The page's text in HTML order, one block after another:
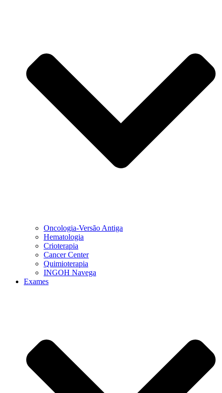
Oncologia-Versão Antiga
Hematologia
Crioterapia
Cancer Center
Quimioterapia
INGOH Navega
Exames